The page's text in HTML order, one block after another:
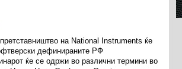
на National Instruments ќе
дефинираните РФ
ќе се одржи во различни термини во